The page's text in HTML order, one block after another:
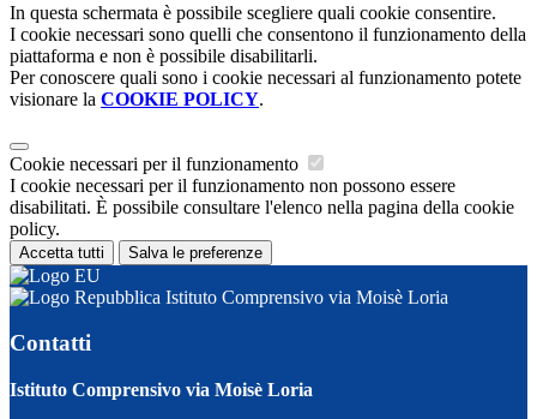
In questa schermata è possibile scegliere quali cookie consentire.
I cookie necessari sono quelli che consentono il funzionamento della
piattaforma e non è possibile disabilitarli.
Per conoscere quali sono i cookie necessari al funzionamento potete
visionare la COOKIE POLICY.
Cookie necessari per il funzionamento
I cookie necessari per il funzionamento non possono essere
disabilitati. È possibile consultare l'elenco nella pagina della cookie
policy.
Accetta tutti Salva le preferenze
Istituto Comprensivo via Moisè Loria
Contatti
Istituto Comprensivo via Moisè Loria